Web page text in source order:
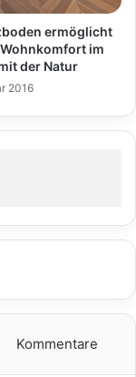
ermöglicht
im
der Natur
2016
Kommentare